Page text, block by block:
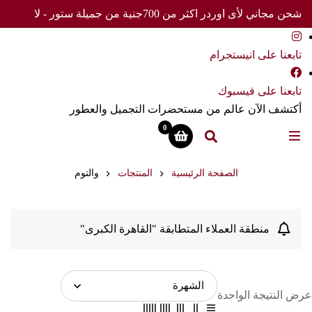
شحن مجاني لأى اوردر اكثر من 700جنية من جميلة ستور - لا
تفوت العرض
تابعنا على انيستجرام
تابعنا على فيسبوك
أكتشف الآن عالم من مستحضرات التجميل والعطور
0
الصفحة الرئيسية المنتجات والتوم
منطقة العملاء المتطابقة "القاهرة الكبرى"
عرض النتيجة الواحدة